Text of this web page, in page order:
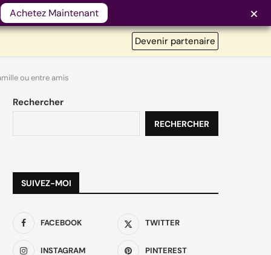
Achetez Maintenant
Devenir partenaire
ou entre amis
Rechercher
RECHERCHER
SUIVEZ-MOI
FACEBOOK TWITTER
INSTAGRAM PINTEREST